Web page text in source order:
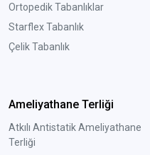
Ortopedik Tabanlıklar
Starflex Tabanlık
Çelik Tabanlık
Ameliyathane Terliği
Atkılı Antistatik Ameliyathane
Terliği